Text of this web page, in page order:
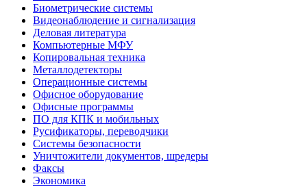
Биометрические системы
Видеонаблюдение и сигнализация
Деловая литература
Компьютерные МФУ
Копировальная техника
Металлодетекторы
Операционные системы
Офисное оборудование
Офисные программы
ПО для КПК и мобильных
Русификаторы, переводчики
Системы безопасности
Уничтожители документов, шредеры
Факсы
Экономика